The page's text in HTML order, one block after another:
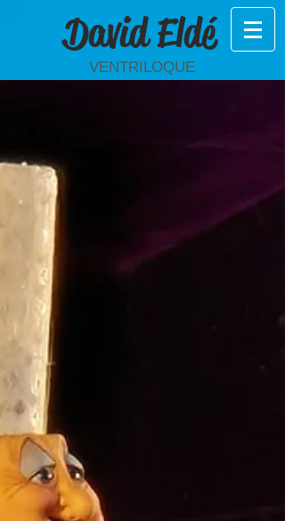
David Eldé
VENTRILOQUE